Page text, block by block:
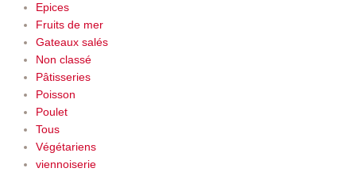
Epices
Fruits de mer
Gateaux salés
Non classé
Pâtisseries
Poisson
Poulet
Tous
Végétariens
viennoiserie